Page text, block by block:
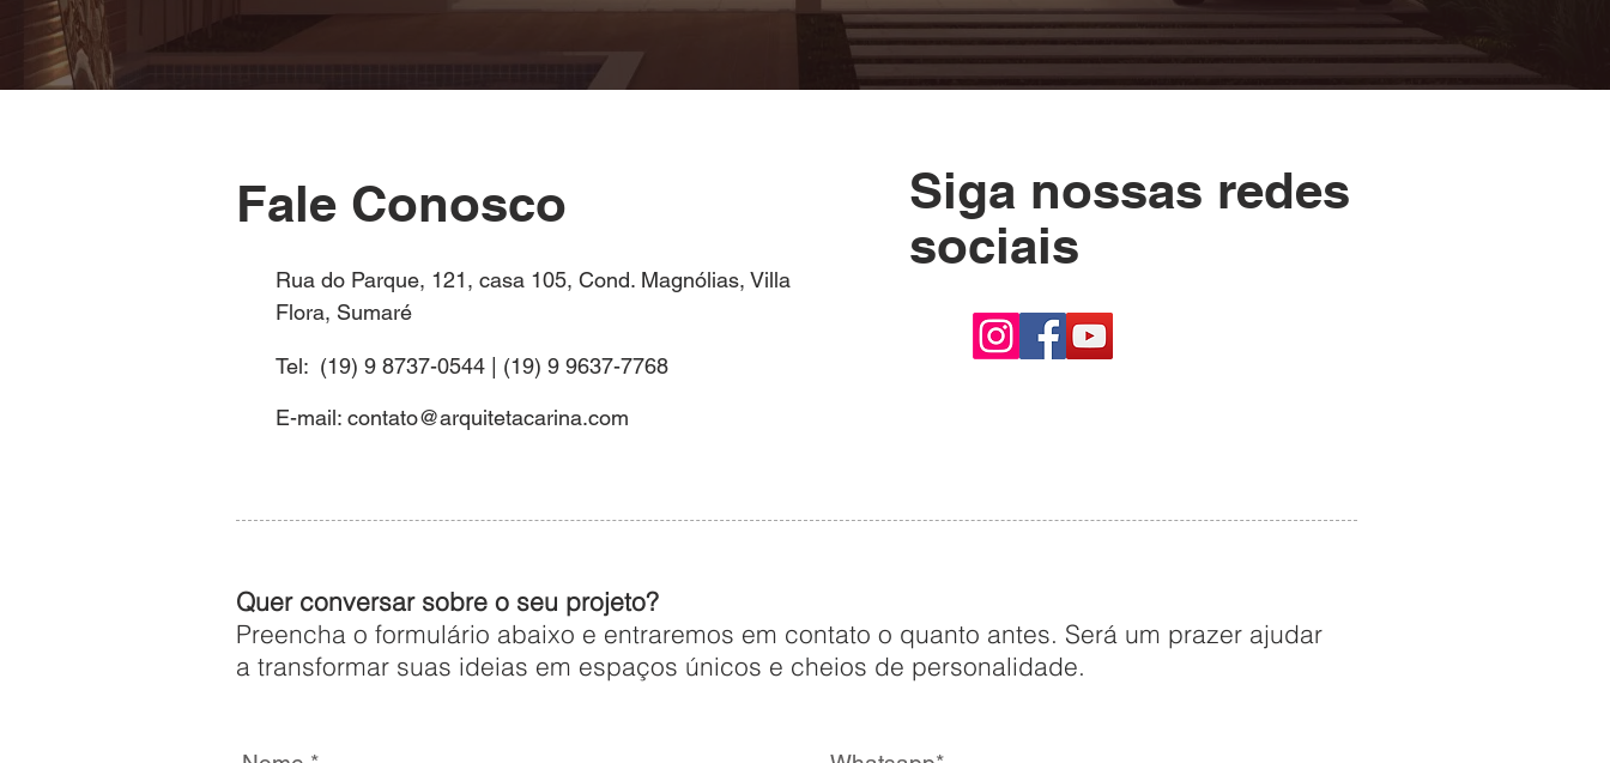
Fale Conosco
Rua do Parque, 121, casa 105, Cond. Magnólias, Villa
Flora, Sumaré
Tel: (19) 9 8737-0544 | (19) 9 9637-7768
​E-mail: contato@arquitetacarina.com
Siga nossas redes
sociais
Quer conversar sobre o seu projeto?
Preencha o formulário abaixo e entraremos em contato o quanto antes. Será um prazer ajudar
a transformar suas ideias em espaços únicos e cheios de personalidade.